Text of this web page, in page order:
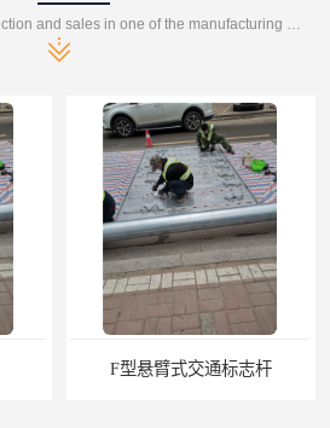
Development, design, production and sales in one of the manufacturing enterprises
道路交通标志牌